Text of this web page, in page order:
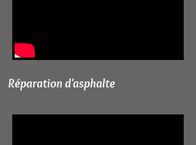
Réparation d'asphalte